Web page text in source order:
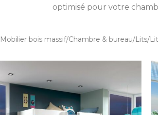
optimisé pour votre
Mobilier bois massif Chambre & bureau Lits